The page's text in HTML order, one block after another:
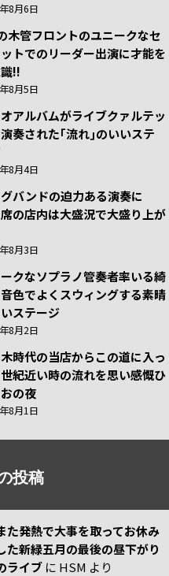
8月6日
木管フロントのユニークなセ
トでのリーダー出演に才能を
!!
8月5日
アルバムがライブクァルテッ
奏された｢流れ｣のいいステ
8月4日
バンドの迫力ある演奏に
の店内は大盛況で大盛り上が
8月3日
クなソプラノ管奏者率いる綺
色でよくスウィングする素晴
ステージ
8月2日
時代の当店からこの道に入っ
紀近い時の流れを思い感慨ひ
の夜
8月1日
投稿
た発熱で大事を取ってお休み
た新緑五月の最後の昼下がり
ライブ に HSM より